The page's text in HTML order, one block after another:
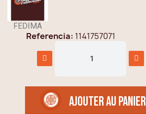
FEDIMA
Referencia 1141757071
AJOUTER AU PANIER